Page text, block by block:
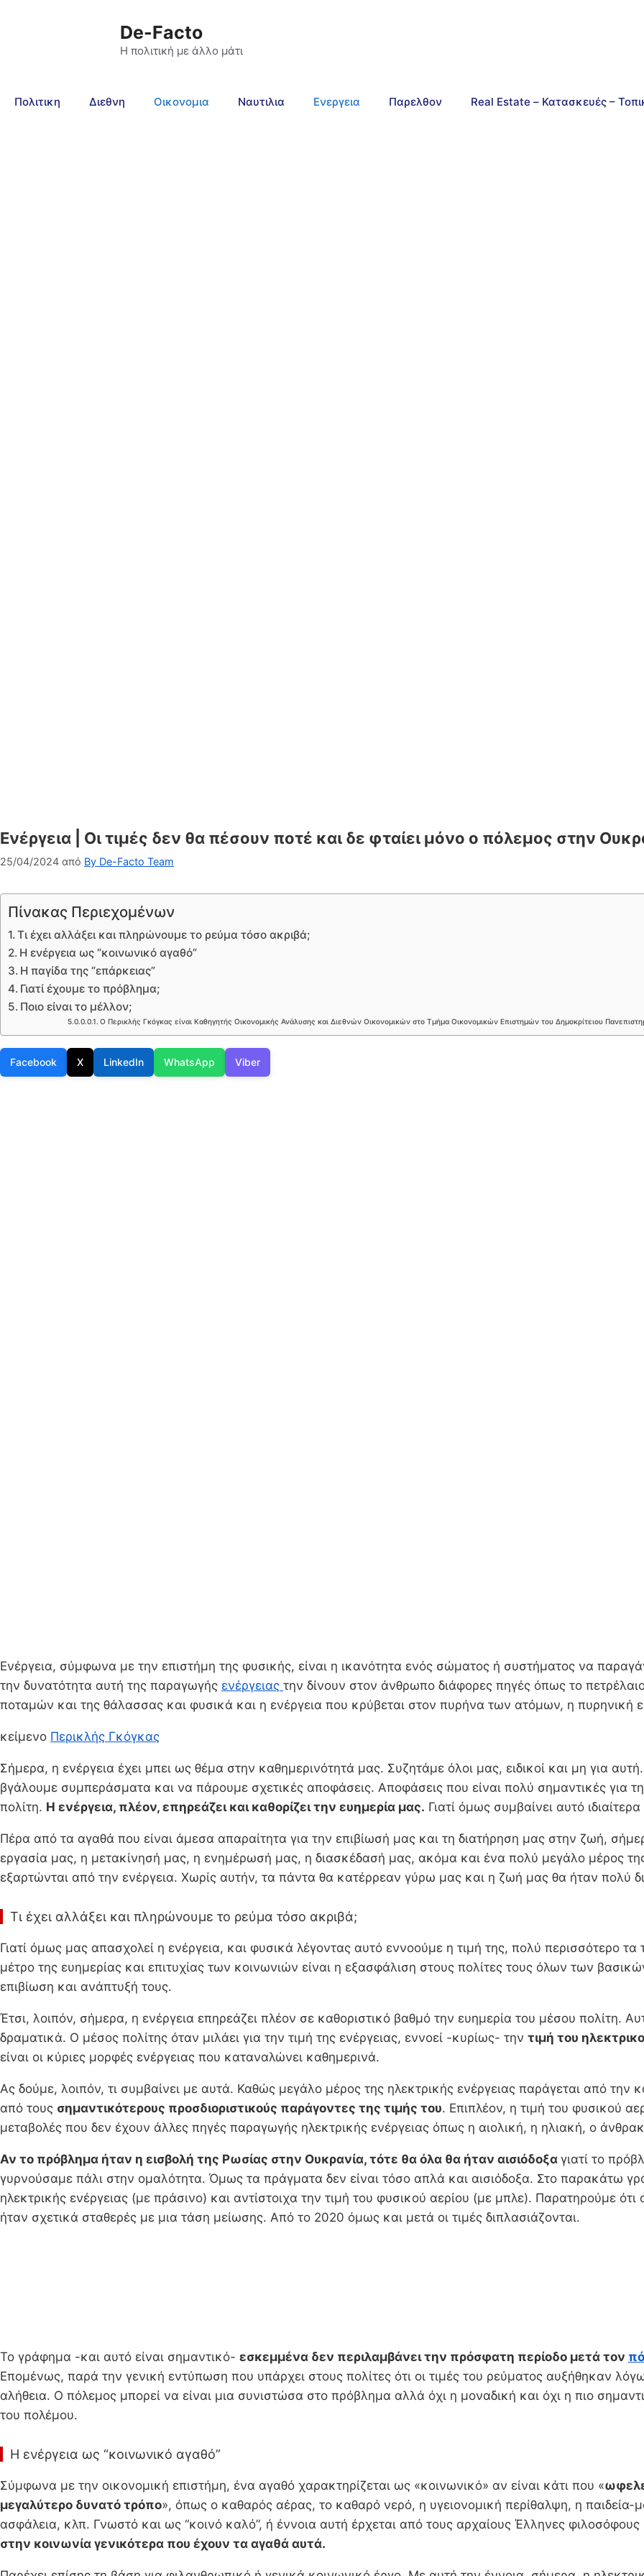
De-Facto
Η πολιτική με άλλο μάτι
Πολιτικη Διεθνη Οικονομια Ναυτιλια Ενεργεια Παρελθον Real Estate – Κατασκευές –
Ενέργεια | Οι τιμές δεν θα πέσουν ποτέ και δε φταίει μόνο ο πόλεμος στην
25/04/2024 από By De-Facto Team
Πίνακας Περιεχομένων
Τι έχει αλλάξει και πληρώνουμε το ρεύμα τόσο ακριβά;
Η ενέργεια ως “κοινωνικό αγαθό”
Η παγίδα της “επάρκειας”
Γιατί έχουμε το πρόβλημα;
Ποιο είναι το μέλλον;
Ο Περικλής Γκόγκας είναι Καθηγητής Οικονομικής Ανάλυσης και Διεθνών Οικονομικών στο Τμήμα Οικονομικών Επιστημών του Δημοκρίτειου
Facebook X LinkedIn WhatsApp Viber
Ενέργεια, σύμφωνα με την επιστήμη της φυσικής, είναι η ικανότητα ενός σώματος ή συστήματος να
την δυνατότητα αυτή της παραγωγής ενέργειας την δίνουν στον άνθρωπο διάφορες πηγές όπως το
ποταμών και της θάλασσας και φυσικά και η ενέργεια που κρύβεται στον πυρήνα των ατόμων, η πυρηνική
κείμενο Περικλής Γκόγκας
Σήμερα, η ενέργεια έχει μπει ως θέμα στην καθημερινότητά μας. Συζητάμε όλοι μας, ειδικοί και μη για
βγάλουμε συμπεράσματα και να πάρουμε σχετικές αποφάσεις. Αποφάσεις που είναι πολύ σημαντικές για
πολίτη. Η ενέργεια, πλέον, επηρεάζει και καθορίζει την ευημερία μας. Γιατί όμως συμβαίνει αυτό
Πέρα από τα αγαθά που είναι άμεσα απαραίτητα για την επιβίωσή μας και τη διατήρηση μας στην ζωή,
εργασία μας, η μετακίνησή μας, η ενημέρωσή μας, η διασκέδασή μας, ακόμα και ένα πολύ μεγάλο μέρος
εξαρτώνται από την ενέργεια. Χωρίς αυτήν, τα πάντα θα κατέρρεαν γύρω μας και η ζωή μας θα ήταν πολύ
Τι έχει αλλάξει και πληρώνουμε το ρεύμα τόσο ακριβά;
Γιατί όμως μας απασχολεί η ενέργεια, και φυσικά λέγοντας αυτό εννοούμε η τιμή της, πολύ περισσότερο τα
μέτρο της ευημερίας και επιτυχίας των κοινωνιών είναι η εξασφάλιση στους πολίτες τους όλων των
επιβίωση και ανάπτυξή τους.
Έτσι, λοιπόν, σήμερα, η ενέργεια επηρεάζει πλέον σε καθοριστικό βαθμό την ευημερία του μέσου πολίτη.
δραματικά. Ο μέσος πολίτης όταν μιλάει για την τιμή της ενέργειας, εννοεί -κυρίως- την τιμή του
είναι οι κύριες μορφές ενέργειας που καταναλώνει καθημερινά.
Ας δούμε, λοιπόν, τι συμβαίνει με αυτά. Καθώς μεγάλο μέρος της ηλεκτρικής ενέργειας παράγεται από
από τους σημαντικότερους προσδιοριστικούς παράγοντες της τιμής του. Επιπλέον, η τιμή του φυσικού
μεταβολές που δεν έχουν άλλες πηγές παραγωγής ηλεκτρικής ενέργειας όπως η αιολική, η ηλιακή, ο
Αν το πρόβλημα ήταν η εισβολή της Ρωσίας στην Ουκρανία, τότε θα όλα θα ήταν αισιόδοξα γιατί το
γυρνούσαμε πάλι στην ομαλότητα. Όμως τα πράγματα δεν είναι τόσο απλά και αισιόδοξα. Στο παρακάτω
ηλεκτρικής ενέργειας (με πράσινο) και αντίστοιχα την τιμή του φυσικού αερίου (με μπλε). Παρατηρούμε ότι
ήταν σχετικά σταθερές με μια τάση μείωσης. Από το 2020 όμως και μετά οι τιμές διπλασιάζονται.
Το γράφημα -και αυτό είναι σημαντικό- εσκεμμένα δεν περιλαμβάνει την πρόσφατη περίοδο μετά τον
Επομένως, παρά την γενική εντύπωση που υπάρχει στους πολίτες ότι οι τιμές του ρεύματος αυξήθηκαν
αλήθεια. Ο πόλεμος μπορεί να είναι μια συνιστώσα στο πρόβλημα αλλά όχι η μοναδική και όχι η πιο
του πολέμου.
Η ενέργεια ως “κοινωνικό αγαθό”
Σύμφωνα με την οικονομική επιστήμη, ένα αγαθό χαρακτηρίζεται ως «κοινωνικό» αν είναι κάτι που «
μεγαλύτερο δυνατό τρόπο», όπως ο καθαρός αέρας, το καθαρό νερό, η υγειονομική περίθαλψη, η
ασφάλεια, κλπ. Γνωστό και ως “κοινό καλό”, ή έννοια αυτή έρχεται από τους αρχαίους Έλληνες φιλοσόφους
στην κοινωνία γενικότερα που έχουν τα αγαθά αυτά.